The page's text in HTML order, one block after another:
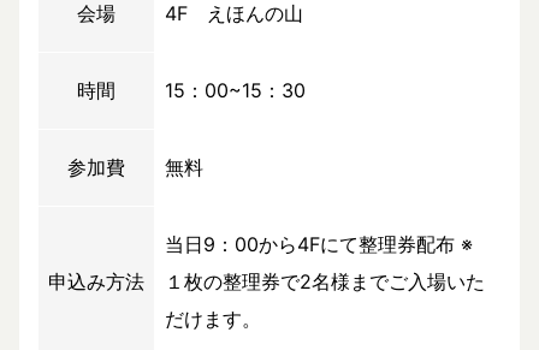
会場 4F えほんの山
時間 15：00~15：30
参加費 無料
申込み方法
当日9：00から4Fにて整理券配布 ※
１枚の整理券で2名様までご入場いた
だけます。